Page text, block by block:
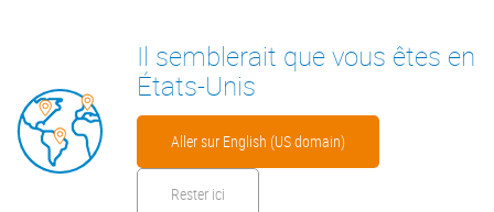
DOCUMENTS TECHNIQUES
INSIGHTS
Il semblerait que vous êtes en
États-Unis
Aller sur English (US domain)
Rester ici